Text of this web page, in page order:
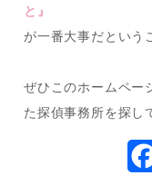
と』
が一番大事だという
ぜひこのホームペー
た探偵事務所を探し